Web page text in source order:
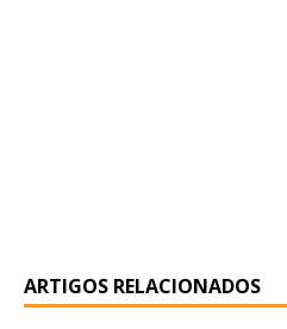
ARTIGOS RELACIONADOS